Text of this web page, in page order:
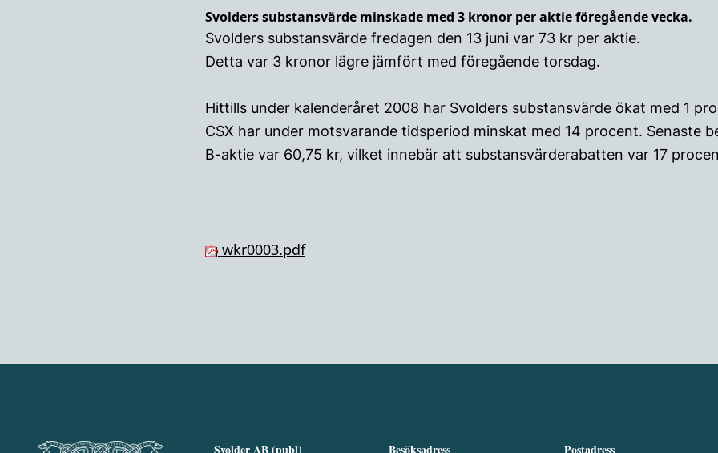
Svolders substansvärde minskade med 3 kronor per aktie föregående vecka.
Svolders substansvärde fredagen den 13 juni var 73 kr per aktie.
Detta var 3 kronor lägre jämfört med föregående torsdag.
Hittills under kalenderåret 2008 har Svolders substansvärde ökat med 1
CSX har under motsvarande tidsperiod minskat med 14 procent. Senaste
B-aktie var 60,75 kr, vilket innebär att substansvärderabatten var 17
wkr0003.pdf
Svolder AB (publ) Besöksadress Postadress